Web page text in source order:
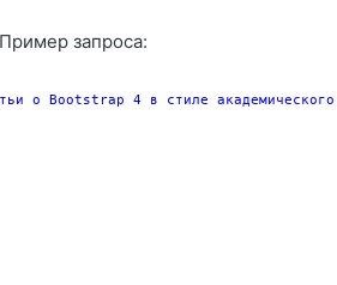
запроса:
о Bootstrap 4 в стиле